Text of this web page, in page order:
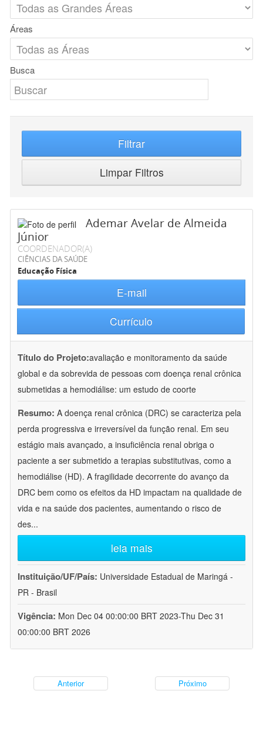
Áreas
Busca
Filtrar
Limpar Filtros
Ademar Avelar de Almeida
Júnior
COORDENADOR(A)
CIÊNCIAS DA SAÚDE
Educação Física
E-mail
Currículo
Título do Projeto:avaliação e monitoramento da saúde
global e da sobrevida de pessoas com doença renal crônica
submetidas a hemodiálise: um estudo de coorte
Resumo: A doença renal crônica (DRC) se caracteriza pela
perda progressiva e irreversível da função renal. Em seu
estágio mais avançado, a insuficiência renal obriga o
paciente a ser submetido a terapias substitutivas, como a
hemodiálise (HD). A fragilidade decorrente do avanço da
DRC bem como os efeitos da HD impactam na qualidade de
vida e na saúde dos pacientes, aumentando o risco de
des...
leia mais
Instituição/UF/País: Universidade Estadual de Maringá -
PR - Brasil
Vigência: Mon Dec 04 00:00:00 BRT 2023-Thu Dec 31
00:00:00 BRT 2026
Anterior Próximo